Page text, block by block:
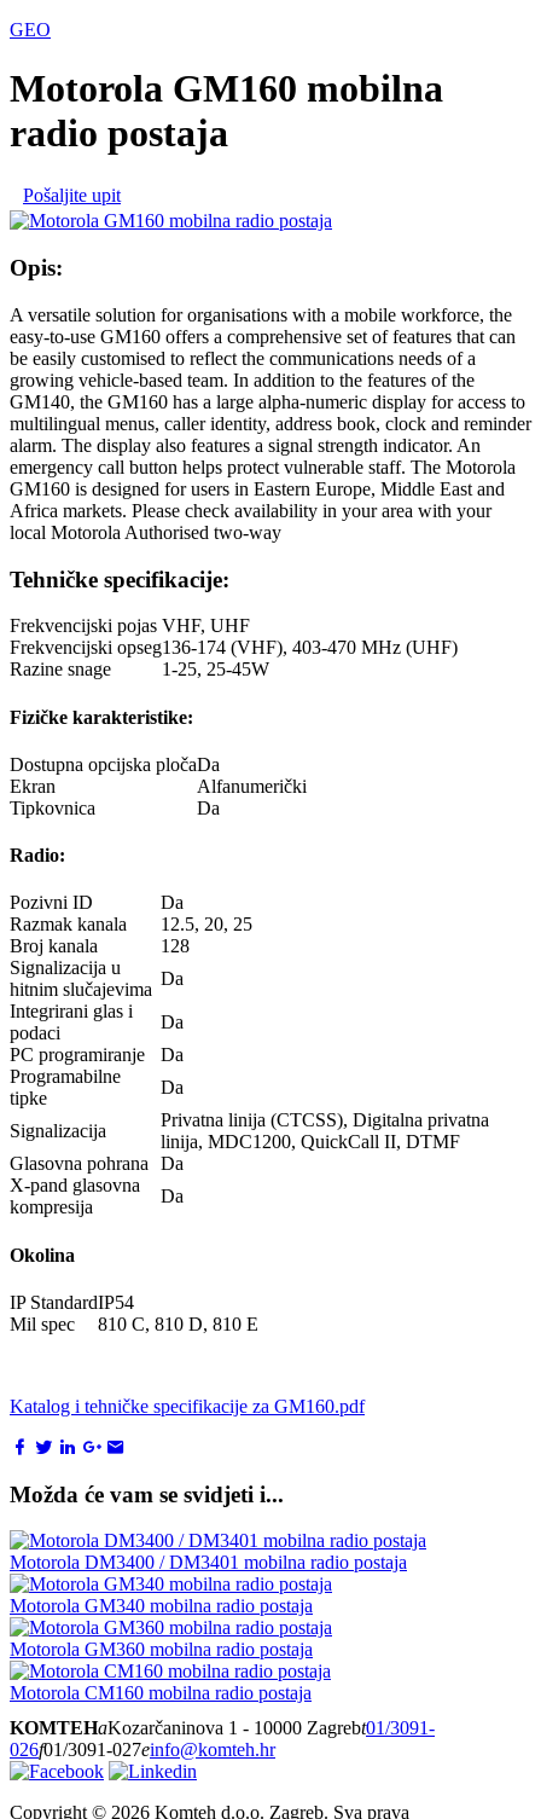
GEO
Motorola GM160 mobilna
radio postaja
Pošaljite upit
Opis:
A versatile solution for organisations with a mobile workforce, the
easy-to-use GM160 offers a comprehensive set of features that can
be easily customised to reflect the communications needs of a
growing vehicle-based team. In addition to the features of the
GM140, the GM160 has a large alpha-numeric display for access to
multilingual menus, caller identity, address book, clock and reminder
alarm. The display also features a signal strength indicator. An
emergency call button helps protect vulnerable staff. The Motorola
GM160 is designed for users in Eastern Europe, Middle East and
Africa markets. Please check availability in your area with your
local Motorola Authorised two-way
Tehničke specifikacije:
Frekvencijski pojas VHF, UHF
Frekvencijski opseg136-174 (VHF), 403-470 MHz (UHF)
Razine snage
1-25, 25-45W
Fizičke karakteristike:
Dostupna opcijska pločaDa
Ekran
Alfanumerički
Tipkovnica
Da
Radio:
Pozivni ID
Da
Razmak kanala
12.5, 20, 25
Broj kanala
128
Signalizacija u
hitnim slučajevima
Da
Integrirani glas i
podaci
Da
PC programiranje
Da
Programabilne
tipke
Da
Signalizacija
Privatna linija (CTCSS), Digitalna privatna
linija, MDC1200, QuickCall II, DTMF
Glasovna pohrana
Da
X-pand glasovna
kompresija
Da
Okolina
IP StandardIP54
Mil spec
810 C, 810 D, 810 E
Katalog i tehničke specifikacije za GM160.pdf
Možda će vam se svidjeti i...
Motorola DM3400 / DM3401 mobilna radio postaja
Motorola GM340 mobilna radio postaja
Motorola GM360 mobilna radio postaja
Motorola CM160 mobilna radio postaja
KOMTEHaKozarčaninova 1 - 10000 Zagrebt01/3091-
026f01/3091-027einfo@komteh.hr
Copyright © 2026 Komteh d.o.o. Zagreb. Sva prava